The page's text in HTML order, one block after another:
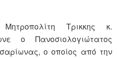
Τρικκης κ.
ο Πανοσιολογιώτατος
ο οποίος από την